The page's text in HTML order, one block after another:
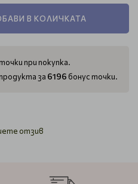
В КОЛИЧКАТА
при покупка.
за 6196 бонус точки.
отзив